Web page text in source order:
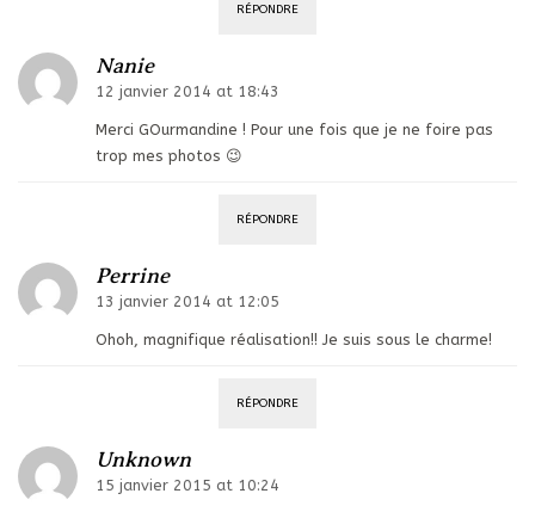
RÉPONDRE
Nanie
12 janvier 2014 at 18:43
Merci GOurmandine ! Pour une fois que je ne foire pas
trop mes photos 😉
RÉPONDRE
Perrine
13 janvier 2014 at 12:05
Ohoh, magnifique réalisation!! Je suis sous le charme!
RÉPONDRE
Unknown
15 janvier 2015 at 10:24